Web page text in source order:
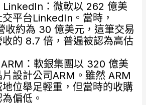
：微軟以 262 億美
平台LinkedIn。當時，
收約為 30 億美元，這筆交易
的 8.7 倍，普遍被認為高估
：軟銀集團以 320 億美
設計公司ARM。雖然 ARM
位舉足輕重，但當時的收購
偏低。